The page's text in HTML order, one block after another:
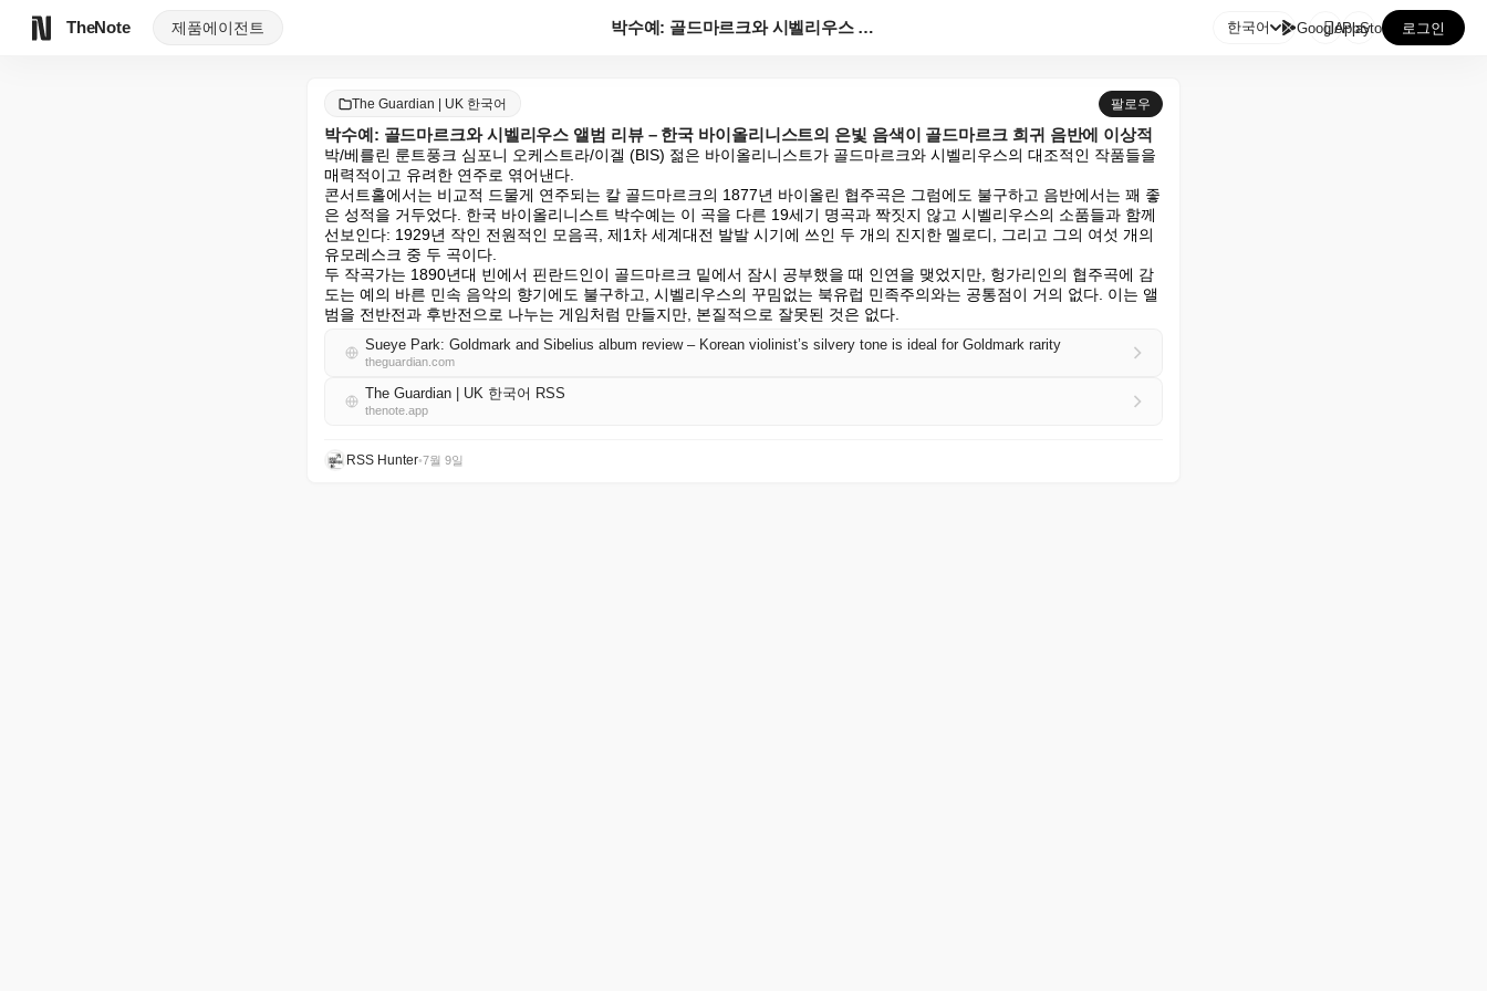
TheNote 제품에이전트 박수예: 골드마르크와 시벨리우스 앨범 리뷰 – 한국 바... 한국어 GooglePlay
AppStore 로그인
The Guardian | UK 한국어 팔로우
박수예: 골드마르크와 시벨리우스 앨범 리뷰 – 한국 바이올리니스트의 은빛 음색이 골드마르크 희귀 음반에 이상적
박/베를린 룬트풍크 심포니 오케스트라/이겔 (BIS) 젊은 바이올리니스트가 골드마르크와 시벨리우스의 대조적인 작품들을
매력적이고 유려한 연주로 엮어낸다.
콘서트홀에서는 비교적 드물게 연주되는 칼 골드마르크의 1877년 바이올린 협주곡은 그럼에도 불구하고 음반에서는 꽤 좋
은 성적을 거두었다. 한국 바이올리니스트 박수예는 이 곡을 다른 19세기 명곡과 짝짓지 않고 시벨리우스의 소품들과 함께
선보인다: 1929년 작인 전원적인 모음곡, 제1차 세계대전 발발 시기에 쓰인 두 개의 진지한 멜로디, 그리고 그의 여섯 개의
유모레스크 중 두 곡이다.
두 작곡가는 1890년대 빈에서 핀란드인이 골드마르크 밑에서 잠시 공부했을 때 인연을 맺었지만, 헝가리인의 협주곡에 감
도는 예의 바른 민속 음악의 향기에도 불구하고, 시벨리우스의 꾸밈없는 북유럽 민족주의와는 공통점이 거의 없다. 이는 앨
범을 전반전과 후반전으로 나누는 게임처럼 만들지만, 본질적으로 잘못된 것은 없다.
Sueye Park: Goldmark and Sibelius album review – Korean violinist’s silvery tone is ideal for Goldmark rarity
theguardian.com
The Guardian | UK 한국어 RSS
thenote.app
RSS Hunter•7월 9일